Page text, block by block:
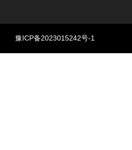
豫ICP备2023015242号-1